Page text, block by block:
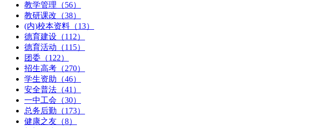
教学管理（56）
教研课改（38）
(内)校本资料（13）
德育建设（112）
德育活动（115）
团委（122）
招生高考（270）
学生资助（46）
安全普法（41）
一中工会（30）
总务后勤（173）
健康之友（8）